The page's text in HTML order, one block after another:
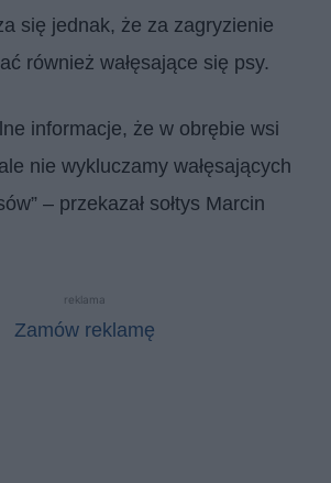
się jednak, że za zagryzienie
również wałęsające się psy.
informacje, że w obrębie wsi
nie wykluczamy wałęsających
– przekazał sołtys Marcin
reklama
Zamów reklamę